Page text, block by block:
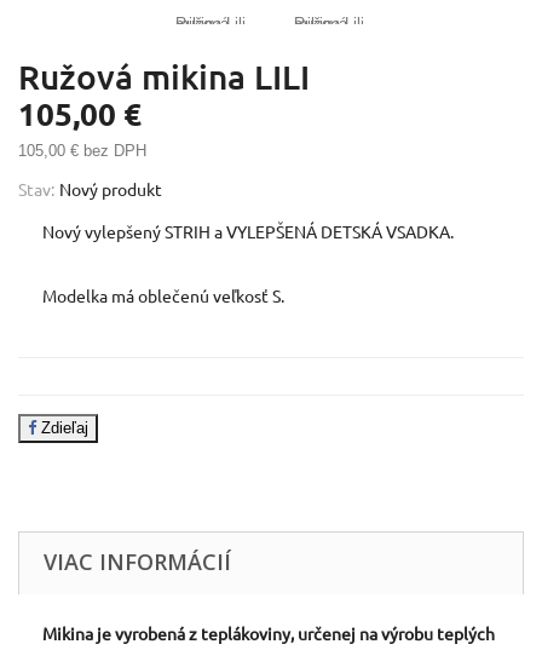
Ružová mikina LILI
105,00 €
105,00 € bez DPH
Stav: Nový produkt
Nový vylepšený STRIH a VYLEPŠENÁ DETSKÁ VSADKA.
Modelka má oblečenú veľkosť S.
Zdieľaj
VIAC INFORMÁCIÍ
Mikina je vyrobená z teplákoviny, určenej na výrobu teplých